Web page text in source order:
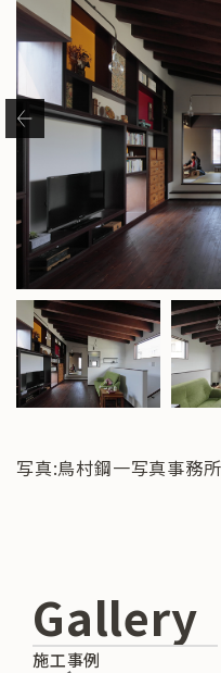
写真:鳥村鋼一写真事務所
Gallery
施工事例